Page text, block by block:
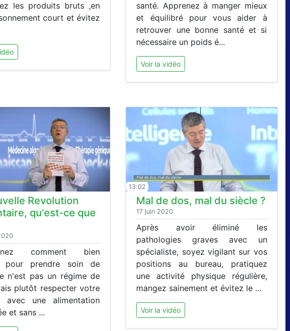
les produits bruts ,en
court et évitez
santé. Apprenez à manger mieux
et équilibré pour vous aider à
retrouver une bonne santé et si
nécessaire un poids é...
Voir la vidéo
Revolution
qu'est-ce que
comment bien
pour prendre soin de
n'est pas un régime de
plutôt respecter votre
avec une alimentation
et sans ...
13:02
Mal de dos, mal du siècle ?
17 juin 2020
Après avoir éliminé les
pathologies graves avec un
spécialiste, soyez vigilant sur vos
positions au bureau, pratiquez
une activité physique régulière,
mangez sainement et évitez le ...
Voir la vidéo